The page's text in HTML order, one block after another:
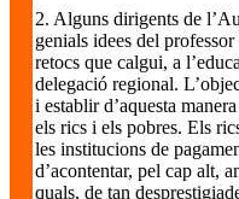
2. Alguns dirigents de
genials idees del
retocs que calgui, a
delegació regional.
i establir d’aquesta
els rics i els pobres. Els
les institucions de
d’acontentar, pel cap alt,
quals, de tan